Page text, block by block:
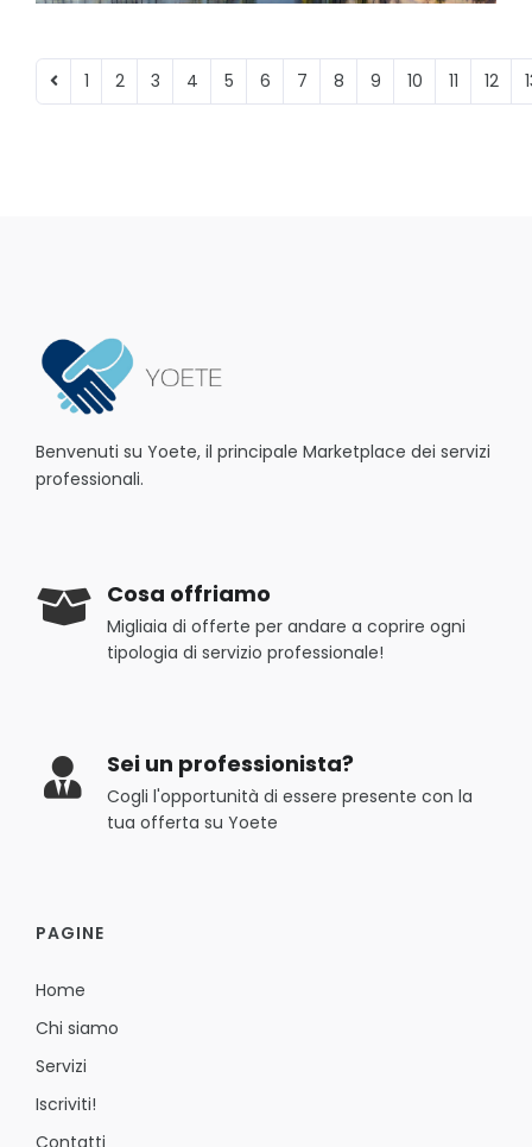
1 2 3 4 5 6 7 8 9 10 11 12
Benvenuti su Yoete, il principale Marketplace dei servizi
professionali.
Cosa offriamo
Migliaia di offerte per andare a coprire ogni
tipologia di servizio professionale!
Sei un professionista?
Cogli l'opportunità di essere presente con la
tua offerta su Yoete
PAGINE
Home
Chi siamo
Servizi
Iscriviti!